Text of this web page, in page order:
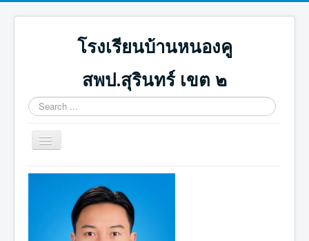
โรงเรียนบ้านหนองคู
สพป.สุรินทร์ เขต ๒
Search
...
Toggle
Navigation
หน้าแรก
ปฏิทินกิจกรรม
ภาพกิจกรรม